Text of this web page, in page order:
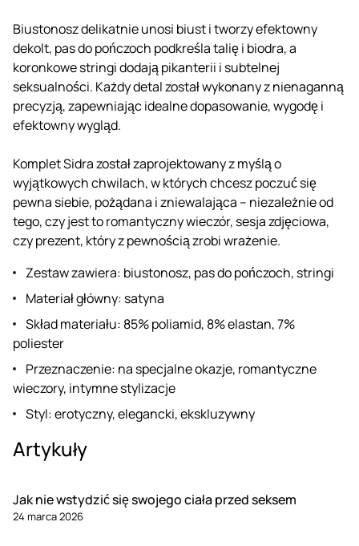
Biustonosz delikatnie unosi biust i tworzy efektowny
dekolt, pas do pończoch podkreśla talię i biodra, a
koronkowe stringi dodają pikanterii i subtelnej
seksualności. Każdy detal został wykonany z nienaganną
precyzją, zapewniając idealne dopasowanie, wygodę i
efektowny wygląd.
Komplet Sidra został zaprojektowany z myślą o
wyjątkowych chwilach, w których chcesz poczuć się
pewna siebie, pożądana i zniewalająca – niezależnie od
tego, czy jest to romantyczny wieczór, sesja zdjęciowa,
czy prezent, który z pewnością zrobi wrażenie.
Zestaw zawiera: biustonosz, pas do pończoch, stringi
Materiał główny: satyna
Skład materiału: 85% poliamid, 8% elastan, 7%
poliester
Przeznaczenie: na specjalne okazje, romantyczne
wieczory, intymne stylizacje
Styl: erotyczny, elegancki, ekskluzywny
Artykuły
Jak nie wstydzić się swojego ciała przed seksem
24 marca 2026